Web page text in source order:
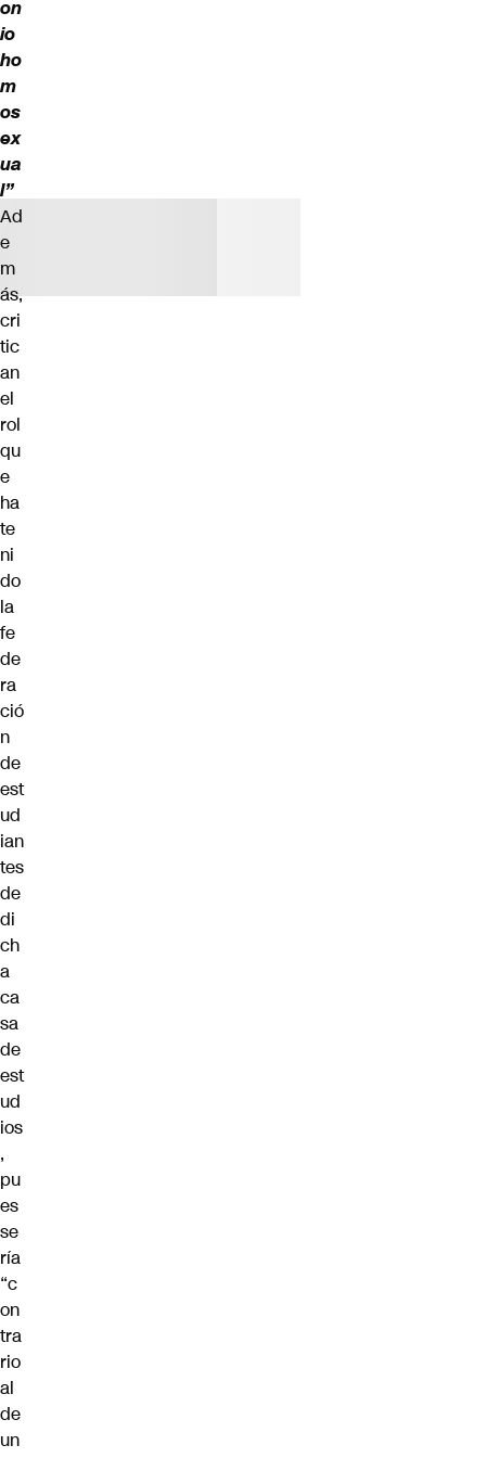
on
io
ho
m
os
ex
ua
l”
Ad
e
m
ás,
cri
tic
an
el
rol
qu
e
ha
te
ni
do
la
fe
de
ra
ció
n
de
est
ud
ian
tes
de
di
ch
a
ca
sa
de
est
ud
ios
,
pu
es
se
ría
“c
on
tra
rio
al
de
un